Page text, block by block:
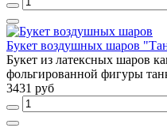
Букет воздушных шаров
Букет из латексных шаров
фольгированной фигуры
3431 руб